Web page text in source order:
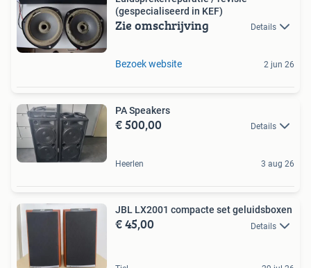
(gespecialiseerd in KEF)
Zie omschrijving Details
Bezoek website 2 jun 26
PA Speakers
€ 500,00 Details
Heerlen 3 aug 26
JBL LX2001 compacte set geluidsboxen
€ 45,00 Details